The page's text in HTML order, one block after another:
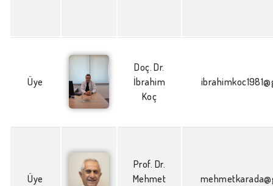
Üye
Doç. Dr.
İbrahim
Koç
Üye
Prof. Dr.
Mehmet